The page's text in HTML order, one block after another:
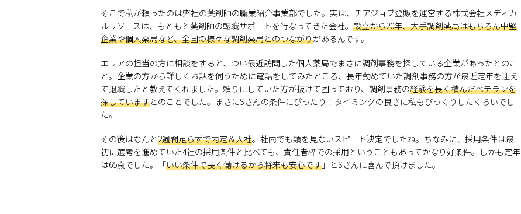
そこで私が頼ったのは弊社の薬剤師の職業紹介事業部でした。実は、チアジョブ登販を運営する株式会社メディカ
ルリソースは、もともと薬剤師の転職サポートを行なってきた会社。 設立から20年、大手調剤薬局はもちろん中堅
企業や個人薬局など、全国の様々な調剤薬局とのつながりがあるんです。
エリアの担当の方に相談をすると、つい最近訪問した個人薬局でまさに調剤事務を探している企業があったとのこ
と。企業の方から詳しくお話を伺うために電話をしてみたところ、長年勤めていた調剤事務の方が最近定年を迎え
て退職したと教えてくれました。頼りにしていた方が抜けて困っており、調剤事務の経験を長く積んだベテランを
探していますとのことでした。まさにSさんの条件にぴったり！タイミングの良さに私もびっくりしたくらいでし
た。
その後はなんと2週間足らずで内定＆入社。社内でも類を見ないスピード決定でしたね。ちなみに、採用条件は最
初に選考を進めていた4社の採用条件と比べても、責任者枠での採用ということもあってかなり好条件。しかも定年
は65歳でした。「いい条件で長く働けるから将来も安心です 」とSさんに喜んで頂けました。